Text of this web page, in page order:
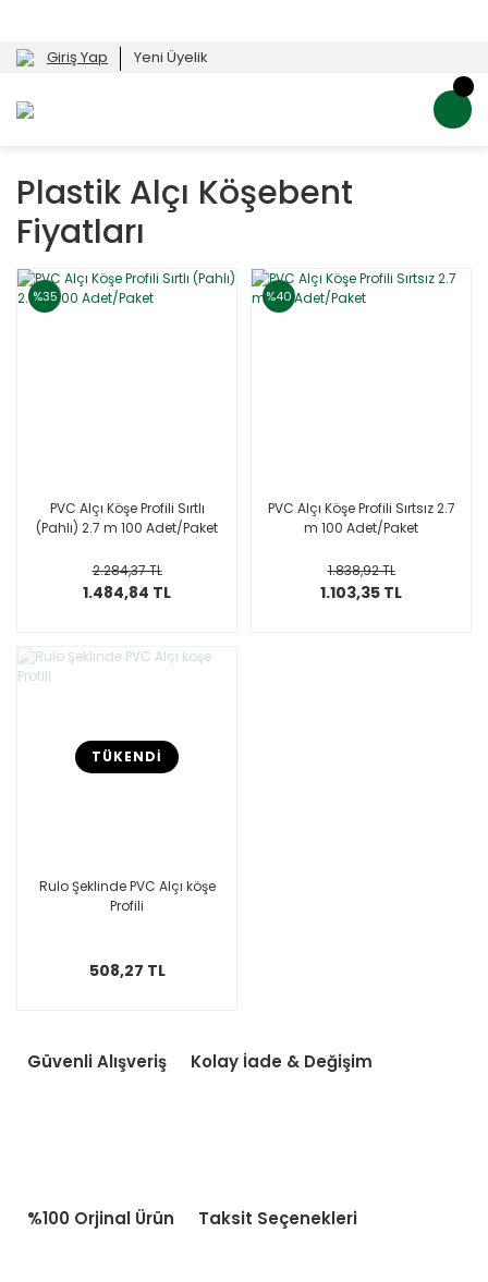
Giriş Yap Yeni Üyelik
Plastik Alçı Köşebent
Fiyatları
%35
PVC Alçı Köşe Profili Sırtlı
(Pahlı) 2.7 m 100 Adet/Paket
2.284,37 TL
1.484,84 TL
%40
PVC Alçı Köşe Profili Sırtsız 2.7
m 100 Adet/Paket
1.838,92 TL
1.103,35 TL
TÜKENDİ
Rulo Şeklinde PVC Alçı köşe
Profili
508,27 TL
Güvenli Alışveriş Kolay İade & Değişim
%100 Orjinal Ürün Taksit Seçenekleri